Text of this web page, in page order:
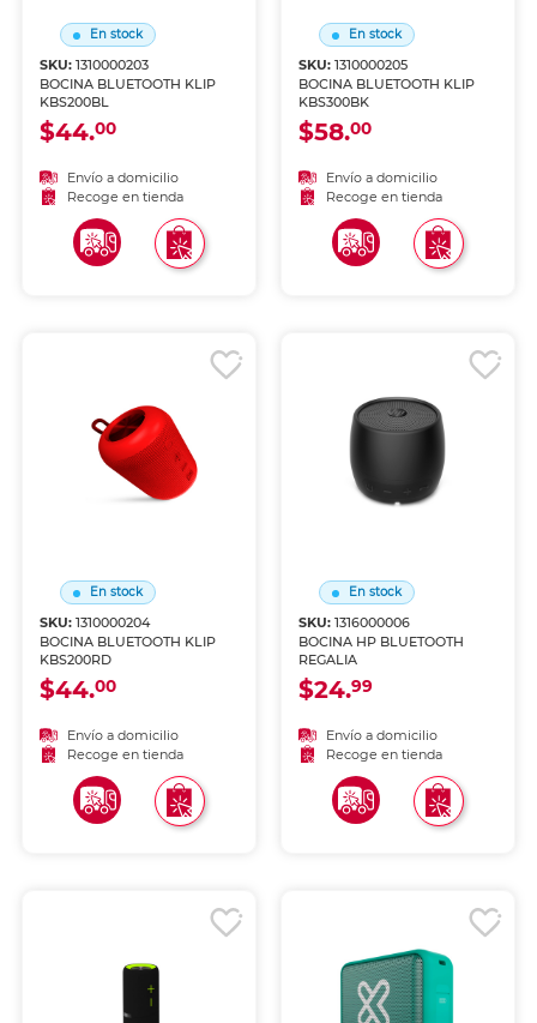
En stock
SKU:1310000203
BOCINA BLUETOOTH KLIP
KBS200BL
$44.00
Envío a domicilio
Recoge en tienda
En stock
SKU: 1310000205
BOCINA BLUETOOTH KLIP
KBS300BK
$58.00
Envío a domicilio
Recoge en tienda
En stock
SKU:1310000204
BOCINA BLUETOOTH KLIP
KBS200RD
$44.00
Envío a domicilio
Recoge en tienda
En stock
SKU: 1316000006
BOCINA HP BLUETOOTH
REGALIA
$24.99
Envío a domicilio
Recoge en tienda